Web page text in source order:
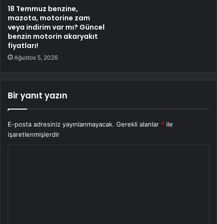
18 Temmuz benzine,
mazota, motorine zam
veya indirim var mı? Güncel
benzin motorin akaryakıt
fiyatları!
Ağustos 5, 2026
Bir yanıt yazın
E-posta adresiniz yayınlanmayacak. Gerekli alanlar * ile
işaretlenmişlerdir